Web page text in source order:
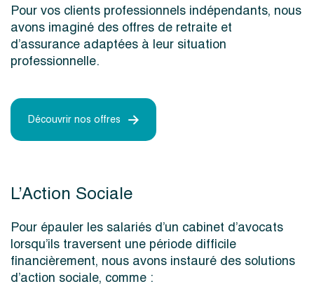
Pour vos clients professionnels indépendants, nous
avons imaginé des offres de retraite et
d’assurance adaptées à leur situation
professionnelle.
Découvrir nos offres
L’Action Sociale
Pour épauler les salariés d’un cabinet d’avocats
lorsqu’ils traversent une période difficile
financièrement, nous avons instauré des solutions
d’action sociale, comme :